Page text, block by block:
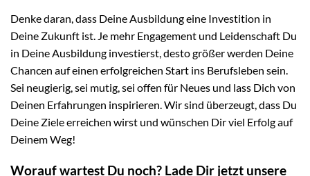
Denke daran, dass Deine Ausbildung eine Investition in
Deine Zukunft ist. Je mehr Engagement und Leidenschaft Du
in Deine Ausbildung investierst, desto größer werden Deine
Chancen auf einen erfolgreichen Start ins Berufsleben sein.
Sei neugierig, sei mutig, sei offen für Neues und lass Dich von
Deinen Erfahrungen inspirieren. Wir sind überzeugt, dass Du
Deine Ziele erreichen wirst und wünschen Dir viel Erfolg auf
Deinem Weg!
Worauf wartest Du noch? Lade Dir jetzt unsere